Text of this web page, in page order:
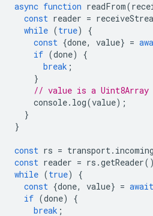
async function readFrom(
const reader =
while (true)
{
const {done, value} =
if (done)
{
break ;
}
// value is a Uint8Array
console. log(value);
}
}
const rs = transport.
const reader = rs .getReader
while (true)
{
const {done, value} = await
if (done)
{
break ;